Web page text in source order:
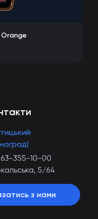
Orange
355-10-00
5/64
з нами